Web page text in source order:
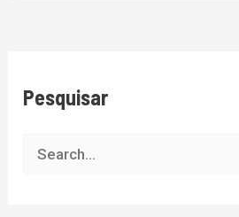
Pesquisar